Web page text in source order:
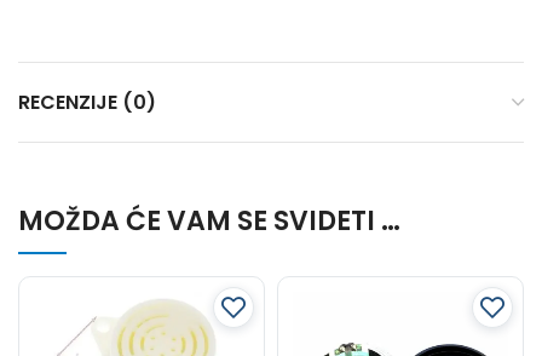
RECENZIJE (0)
MOŽDA ĆE VAM SE SVIDETI …